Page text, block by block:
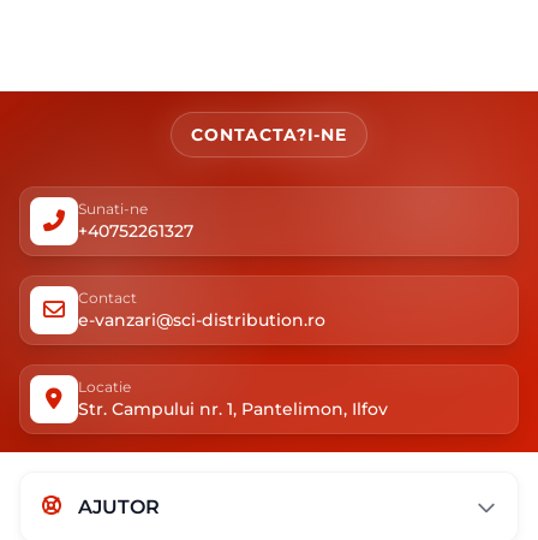
CONTACTA?I-NE
Sunati-ne
+40752261327
Contact
e-vanzari@sci-distribution.ro
Locatie
Str. Campului nr. 1, Pantelimon, Ilfov
AJUTOR